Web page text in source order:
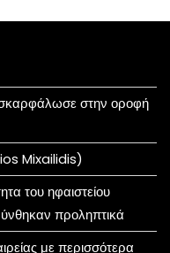
στην οροφή
Mixailidis)
του ηφαιστείου
προληπτικά
με περισσότερα